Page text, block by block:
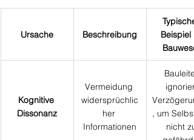
Ursache Beschreibung
Beispiel
Kognitive
Dissonanz
Vermeidung
widersprüchlic
her
Informationen
ignoriert
, um
nicht zu